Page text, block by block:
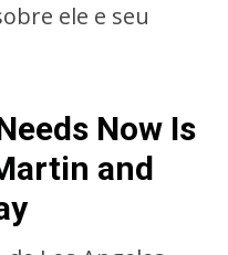
ele e seu
Now Is
and